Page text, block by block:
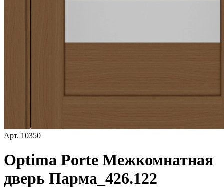
Арт. 10350
Optima Porte Межкомнатная
дверь Парма_426.122